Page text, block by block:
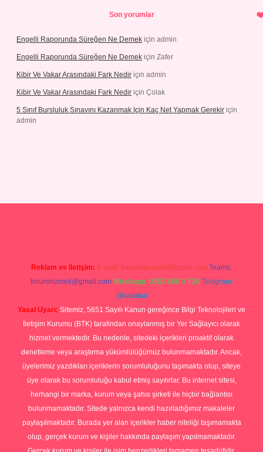
Son yorumlar
Engelli Raporunda Süreğen Ne Demek için admin
Engelli Raporunda Süreğen Ne Demek için Zafer
Kibir Ve Vakar Arasındaki Fark Nedir için admin
Kibir Ve Vakar Arasındaki Fark Nedir için Çolak
5 Sınıf Bursluluk Sınavını Kazanmak Için Kaç Net Yapmak Gerekir için
admin
Reklam ve İletişim: E-mail: backlinkpaneli@gmail.com Teams:
forumhizmeti@gmail.com Whatsapp: 0262 606 0 726 Telegram:
@karabul
Yasal Uyarı: Sitemiz, 5651 Sayılı Kanun gereğince Bilgi Teknolojileri ve
İletişim Kurumu (BTK) tarafından onaylanmış bir Yer Sağlayıcı olarak
hizmet vermektedir. Bu nedenle, sitedeki içerikleri proaktif olarak
denetleme veya araştırma yükümlülüğümüz bulunmamaktadır. Ancak,
üyelerimiz yazdıkları içeriklerin sorumluluğunu taşımakta olup, siteye
üye olarak bu sorumluluğu kabul etmiş sayılırlar. Bu internet sitesi,
herhangi bir marka, kurum veya şahıs şirketi ile hiçbir bağlantısı
bulunmamaktadır. Sitede yalnızca kendi hazırladığımız makaleler
paylaşılmaktadır. Burada yer alan içerikler haber niteliği taşımamakta
olup, gerçek kurum ve kişiler hakkında paylaşım yapılmamaktadır.